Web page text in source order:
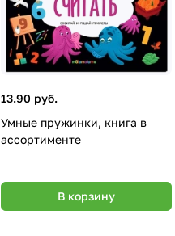
13.90 руб.
Умные пружинки, книга в
ассортименте
В корзину